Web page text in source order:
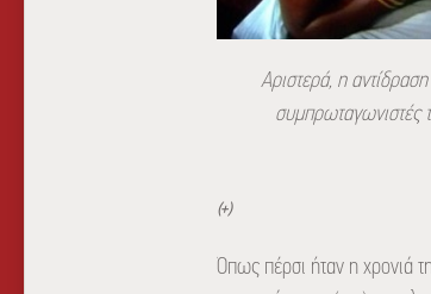
Αριστερά, η
συμπρωταγωνιστές
(+)
Όπως πέρσι ήταν η χρονιά